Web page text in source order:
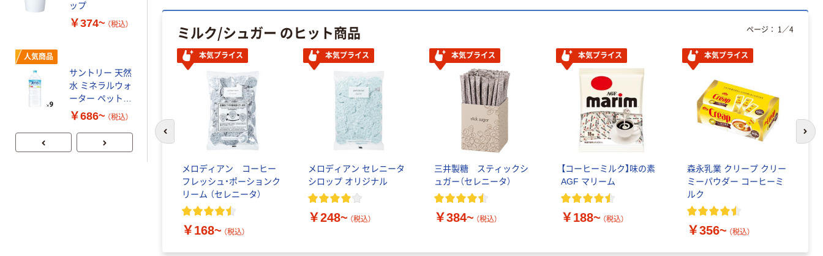
ミルク/シュガー のヒット商品
本気プライス
メロディアン コーヒー
フレッシュ・ポーションク
リーム （セレニータ）
￥168~ （税込）
本気プライス
メロディアン セレニータ
シロップ オリジナル
￥248~ （税込）
本気プライス
三井製糖 スティックシ
ュガー（セレニータ）
￥384~ （税込）
本気プライス
【コーヒーミルク】味の素
AGF マリーム
￥188~ （税込）
本気プライス
森永乳業 クリープ クリー
ミーパウダー コーヒーミ
ルク
￥356~ （税込）
ページ： 1 ／4
前のスライドへ 次
ップ
￥374~ （税込）
人気商品
サントリー 天然
水 ミネラルウォ
ーター ペットボ
トル
￥686~ （税込）
￥140~
本気プライス
蛍光オプテック
ス1(アスクル限
定モデル) 蛍光
ペン ゼブラ
￥52~ （税込）
人気商品
サントリー 天然
水 ミネラルウォ
ーター ペットボ
￥686~